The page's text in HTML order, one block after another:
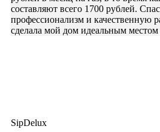
составляют всего 1700 рублей.
профессионализм и качественную
сделала мой дом идеальным
SipDelux